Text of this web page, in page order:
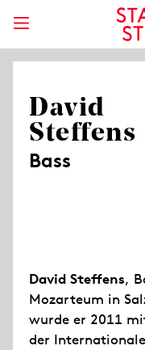
David
Steffens
Bass
David Steffens,
Mozarteum in
wurde er 2011
der